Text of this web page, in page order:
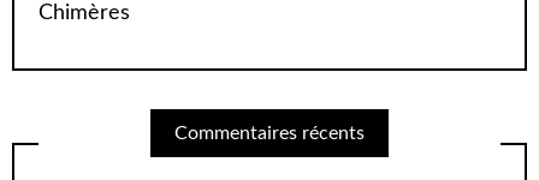
Chimères
Commentaires récents